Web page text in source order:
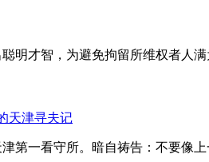
明才智，为避免拘留所维权者人
天津寻夫记
第一看守所。暗自祷告：不要像上